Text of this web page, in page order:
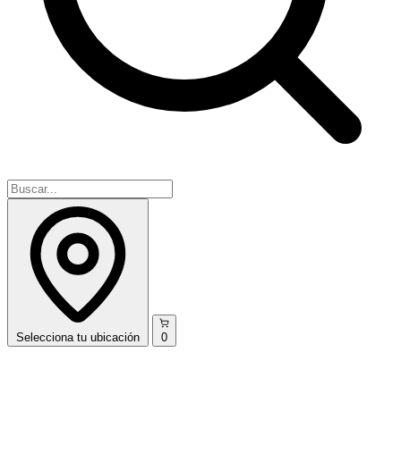
Selecciona tu ubicación 0